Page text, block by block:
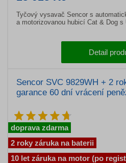
Tyčový vysavač Sencor s
a motorizovanou hubicí Cat & Dog s
Detail
Sencor SVC 9829WH + 2
garance 60 dní vrácení
doprava zdarma
2 roky záruka na baterii
10 let záruka na motor (po